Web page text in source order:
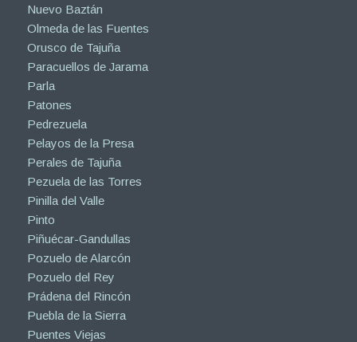
Nuevo Baztán
Olmeda de las Fuentes
Orusco de Tajuña
Paracuellos de Jarama
Parla
Patones
Pedrezuela
Pelayos de la Presa
Perales de Tajuña
Pezuela de las Torres
Pinilla del Valle
Pinto
Piñuécar-Gandullas
Pozuelo de Alarcón
Pozuelo del Rey
Prádena del Rincón
Puebla de la Sierra
Puentes Viejas